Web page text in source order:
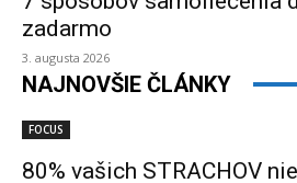
zadarmo
3. augusta 2026
NAJNOVŠIE ČLÁNKY
FOCUS
80% vašich STRACHOV